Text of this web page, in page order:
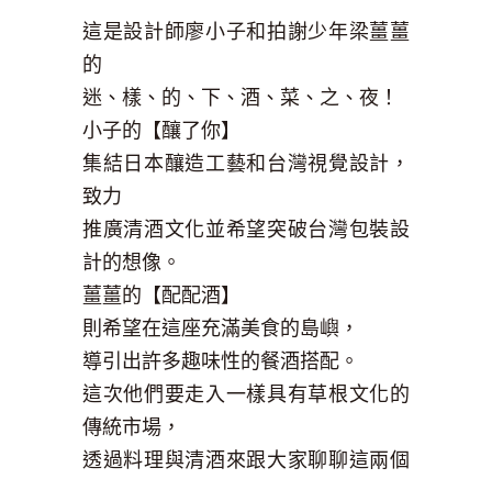
這是設計師廖小子和拍謝少年梁薑薑
的
迷、樣、的、下、酒、菜、之、夜！
小子的【釀了你】
集結日本釀造工藝和台灣視覺設計，
致力
推廣清酒文化並希望突破台灣包裝設
計的想像。
薑薑的【配配酒】
則希望在這座充滿美食的島嶼，
導引出許多趣味性的餐酒搭配。
這次他們要走入一樣具有草根文化的
傳統市場，
透過料理與清酒來跟大家聊聊這兩個